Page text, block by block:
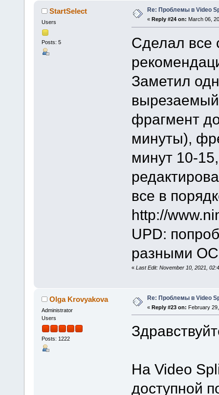
StartSelect
Users
Posts: 5
Re: Проблемы в Video
« Reply #24 on: March 06,
Сделал все
Заметил
фрагмент
минуты),
минут 10-
все в
http://
UPD:
разными ОС
« Last Edit: November 10, 2021,
Olga Krovyakova
Administrator
Users
Posts: 1222
Re: Проблемы в Video
« Reply #23 on: February
На Video
доступной